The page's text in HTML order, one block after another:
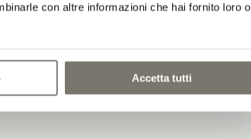
con altre informazioni che hai fornito loro o
Accetta tutti